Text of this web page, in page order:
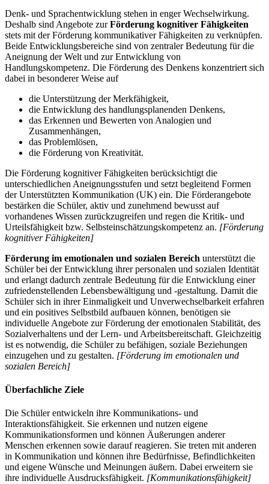
Denk- und Sprachentwicklung stehen in enger Wechselwirkung.
Deshalb sind Angebote zurFörderung kognitiver Fähigkeiten
stets mit der Förderung kommunikativer Fähigkeiten zu verknüpfen.
Beide Entwicklungsbereiche sind von zentraler Bedeutung für die
Aneignung der Welt und zur Entwicklung von
Handlungskompetenz. Die Förderung des Denkens konzentriert sich
dabei in besonderer Weise auf
die Unterstützung der Merkfähigkeit,
die Entwicklung des handlungsplanenden Denkens,
das Erkennen und Bewerten von Analogien und
Zusammenhängen,
das Problemlösen,
die Förderung von Kreativität.
Die Förderung kognitiver Fähigkeiten berücksichtigt die
unterschiedlichen Aneignungsstufen und setzt begleitend Formen
der Unterstützten Kommunikation (UK) ein. Die Förderangebote
bestärken die Schüler, aktiv und zunehmend bewusst auf
vorhandenes Wissen zurückzugreifen und regen die Kritik- und
Urteilsfähigkeit bzw. Selbsteinschätzungskompetenz an. [Förderung
kognitiver Fähigkeiten]
Förderung im emotionalen und sozialen Bereich unterstützt die
Schüler bei der Entwicklung ihrer personalen und sozialen Identität
und erlangt dadurch zentrale Bedeutung für die Entwicklung einer
zufriedenstellenden Lebensbewältigung und -gestaltung. Damit die
Schüler sich in ihrer Einmaligkeit und Unverwechselbarkeit erfahren
und ein positives Selbstbild aufbauen können, benötigen sie
individuelle Angebote zur Förderung der emotionalen Stabilität, des
Sozialverhaltens und der Lern- und Arbeitsbereitschaft. Gleichzeitig
ist es notwendig, die Schüler zu befähigen, soziale Beziehungen
einzugehen und zu gestalten. [Förderung im emotionalen und
sozialen Bereich]
Überfachliche Ziele
Die Schüler entwickeln ihre Kommunikations- und
Interaktionsfähigkeit. Sie erkennen und nutzen eigene
Kommunikationsformen und können Äußerungen anderer
Menschen erkennen sowie darauf reagieren. Sie treten mit anderen
in Kommunikation und können ihre Bedürfnisse, Befindlichkeiten
und eigene Wünsche und Meinungen äußern. Dabei erweitern sie
ihre individuelle Ausdrucksfähigkeit. [Kommunikationsfähigkeit]